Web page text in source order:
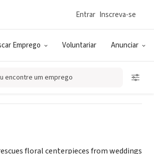
Emprego Voluntariar Anunciar
Entrar Inscreva-se
encontre um emprego
LOVE PITTSBURGH
floral centerpieces from weddings